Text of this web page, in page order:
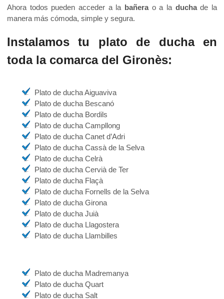
Ahora todos pueden acceder a la bañerao a la duchade la
manera más cómoda, simple y segura.
Instalamos tu plato de ducha en
toda la comarca del Gironès:
Plato de ducha Aiguaviva
Plato de ducha Bescanó
Plato de ducha Bordils
Plato de ducha Campllong
Plato de ducha Canet d’Adri
Plato de ducha Cassà de la Selva
Plato de ducha Celrà
Plato de ducha Cervià de Ter
Plato de ducha Flaçà
Plato de ducha Fornells de la Selva
Plato de ducha Girona
Plato de ducha Juià
Plato de ducha Llagostera
Plato de ducha Llambilles
Plato de ducha Madremanya
Plato de ducha Quart
Plato de ducha Salt